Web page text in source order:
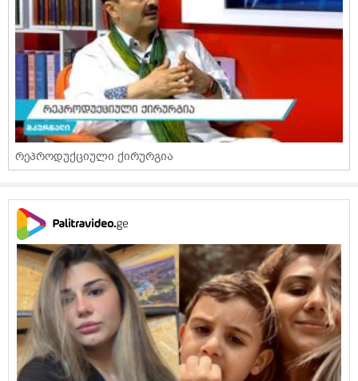
რეპროდუქციული ქირურგია